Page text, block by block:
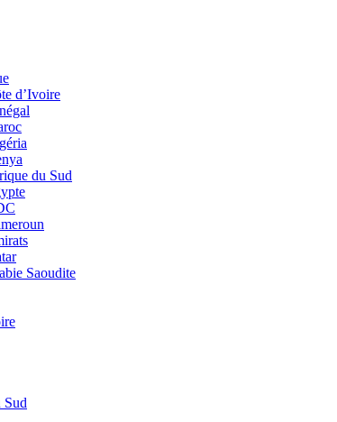
d’Ivoire
du Sud
Saoudite
Sud